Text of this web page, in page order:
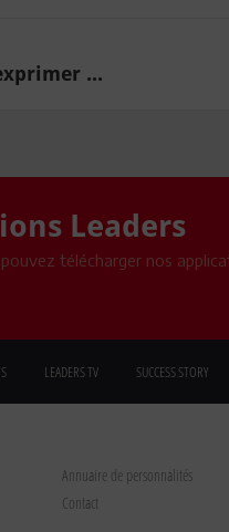
...
Leaders
télécharger nos
LEADERS TV SUCCESS STORY
Annuaire de personnalités
Contact